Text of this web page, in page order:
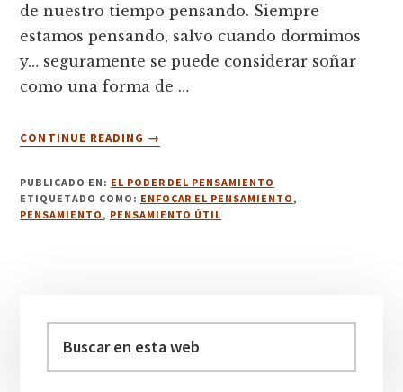
de nuestro tiempo pensando. Siempre
estamos pensando, salvo cuando dormimos
y… seguramente se puede considerar soñar
como una forma de …
CONTINUE READING
ACERCA
SIEMPRE
PENSANDO.
→
PUBLICADO EN: EL PODER DEL PENSAMIENTO
ETIQUETADO COMO: ENFOCAR EL PENSAMIENTO ,
PENSAMIENTO , PENSAMIENTO ÚTIL
lateral
principal
en